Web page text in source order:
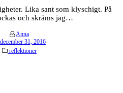
Lika sant som klyschigt. På
och skräms jag…
Anna
on
december 31, 2016
reflektioner